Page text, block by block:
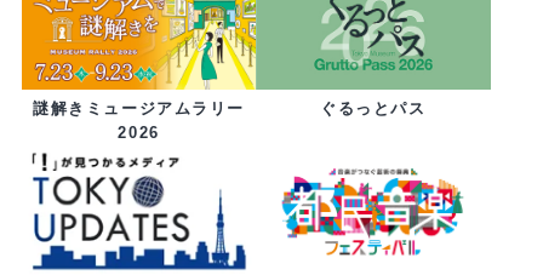
謎解きミュージアムラリー
2026
ぐるっとパス